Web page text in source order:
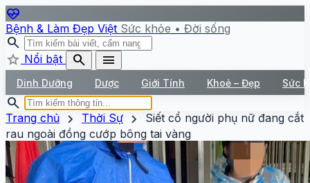
ecg_heart
Bệnh & Làm Đẹp Việt Sức khỏe • Đời sống
search
star Nổi bật search menu
Dinh Dưỡng Dược Giới Tính Khoẻ – Đẹp Sức
search
Trang chủ chevron_right Thời Sự chevron_right
Siết cổ người phụ nữ đang cắt
rau ngoài đồng cướp bông tai vàng